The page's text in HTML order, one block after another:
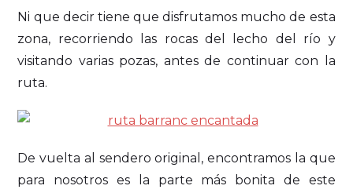
Ni que decir tiene que disfrutamos mucho de esta
zona, recorriendo las rocas del lecho del río y
visitando varias pozas, antes de continuar con la
ruta.
De vuelta al sendero original, encontramos la que
para nosotros es la parte más bonita de este